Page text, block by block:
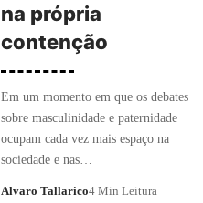
na própria
contenção
Em um momento em que os debates
sobre masculinidade e paternidade
ocupam cada vez mais espaço na
sociedade e nas…
Alvaro Tallarico4 Min Leitura